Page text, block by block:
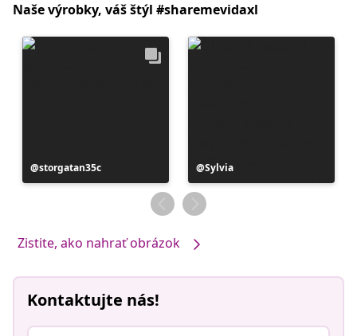
Naše výrobky, váš štýl #sharemevidaxl
Príspevok
zverejnil
storgatan35c
Príspevok
zverejnil
Sylvia
Zistite, ako nahrať obrázok
Kontaktujte nás!